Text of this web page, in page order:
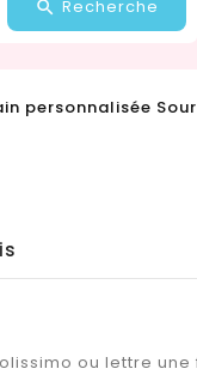
Recherche
personnalisée
ou lettre